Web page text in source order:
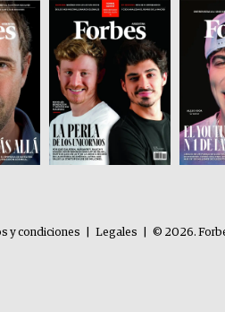
y condiciones Legales
© 2026.